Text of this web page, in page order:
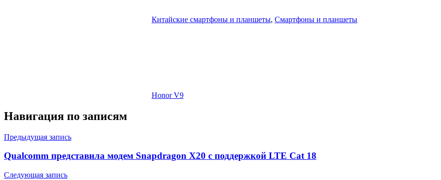
Китайские смартфоны и планшеты, Смартфоны и планшеты
Honor V9
Навигация по записям
Предыдущая запись
Qualcomm представила модем Snapdragon X20 с поддержкой LTE Cat 18
Следующая запись